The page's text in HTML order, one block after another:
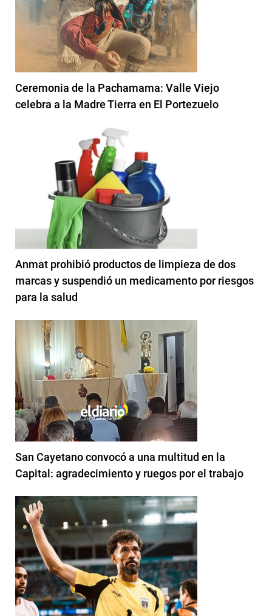
Ceremonia de la Pachamama: Valle Viejo
celebra a la Madre Tierra en El Portezuelo
Anmat prohibió productos de limpieza de dos
marcas y suspendió un medicamento por riesgos
para la salud
San Cayetano convocó a una multitud en la
Capital: agradecimiento y ruegos por el trabajo